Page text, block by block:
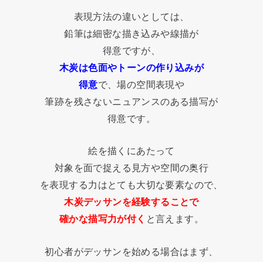
表現方法の違いとしては、
鉛筆は細密な描き込みや線描が
得意ですが、
木炭は色面やトーンの作り込みが
得意で、場の空間表現や
筆跡を残さないニュアンスのある描写が
得意です。
絵を描くにあたって
対象を面で捉える見方や空間の奥行
を表現する力はとても大切な要素なので、
木炭デッサンを経験することで
確かな描写力が付く と言えます。
初心者がデッサンを始める場合はまず、